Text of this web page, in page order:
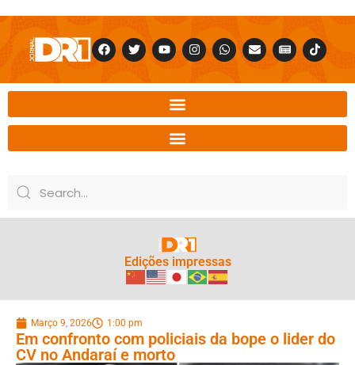
Edições impressas
Março 9, 2026 1:00 pm
Em confronto com policiais da bope o lider do
CV no Andaraí e morto